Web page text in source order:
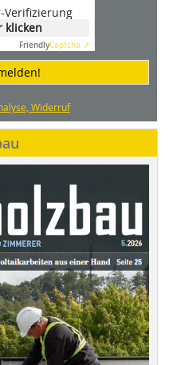
Verifizierung
klicken
FriendlyCaptcha ⇗
Widerruf